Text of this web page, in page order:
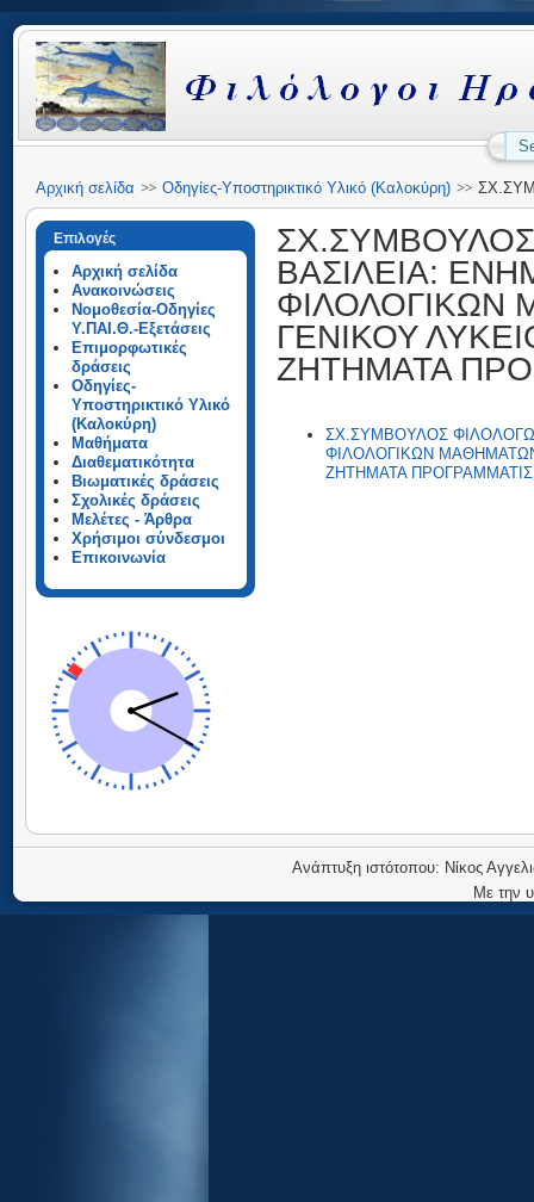
Αρχική σελίδα Οδηγίες-Υποστηρικτικό Υλικό (Καλοκύρη)
ΚΑΛΟΚΥΡΗ ΒΑΣΙΛΕΙΑ: ΕΝΗΜΕΡΩΣΗ ΓΙΑ ΥΛΗ ΚΑΙ ΕΞΕΤΑΣΗ
Γ΄ ΤΑΞΕΩΝ ΓΕΝΙΚΟΥ ΛΥΚΕΙΟΥ, ΓΙΑ ΤΟ ΣΧΟΛ. ΈΤΟΣ 2012-13.
ΚΑΙ ΔΙΔΑΚΤΙΚΗΣ
Επιλογές
Αρχική σελίδα
Ανακοινώσεις
Νομοθεσία-Οδηγίες
Υ.ΠΑΙ.Θ.-Εξετάσεις
Επιμορφωτικές
δράσεις
Οδηγίες-
Υποστηρικτικό Υλικό
(Καλοκύρη)
Μαθήματα
Διαθεματικότητα
Βιωματικές δράσεις
Σχολικές δράσεις
Μελέτες - Άρθρα
Χρήσιμοι σύνδεσμοι
Επικοινωνία
ΒΑΣΙΛΕΙΑ:
ΦΙΛΟΛΟΓΙΚΩΝ
ΓΕΝΙΚΟΥ
ΖΗΤΗΜΑΤΑ
ΣΧ.ΣΥΜΒΟΥΛΟΣ
ΦΙΛΟΛΟΓΙΚΩΝ ΜΑΘΗΜΑΤΩΝ
ΖΗΤΗΜΑΤΑ
Ανάπτυξη ιστότοπου: Νίκος
Με την